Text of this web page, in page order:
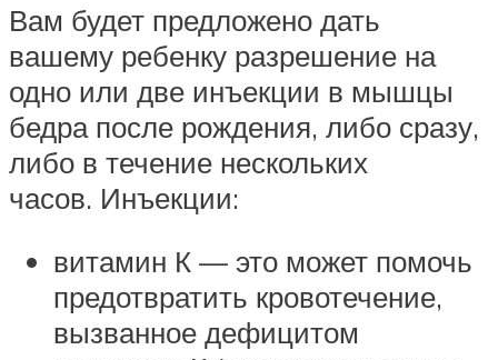
Вам будет предложено дать
вашему ребенку разрешение на
одно или две инъекции в мышцы
бедра после рождения, либо сразу,
либо в течение нескольких
часов. Инъекции:
витамин К — это может помочь
предотвратить кровотечение,
вызванное дефицитом